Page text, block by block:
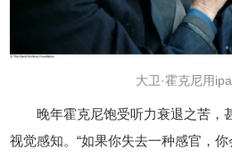
大卫·霍克尼用
晚年霍克尼饱受听力衰退之苦，
视觉感知。“如果你失去一种感官，